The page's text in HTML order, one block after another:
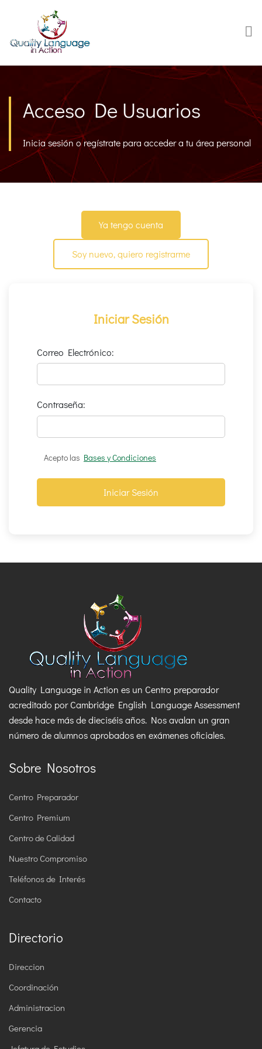
Acceso De Usuarios
Inicia sesión o regístrate para acceder a tu área personal
Ya tengo cuenta
Soy nuevo, quiero registrarme
Iniciar Sesión
Correo Electrónico:
Contraseña:
Acepto las Bases y Condiciones
Iniciar Sesión
Quality Language in Action es un Centro preparador
acreditado por Cambridge English Language Assessment
desde hace más de dieciséis años. Nos avalan un gran
número de alumnos aprobados en exámenes oficiales.
Sobre Nosotros
Centro Preparador
Centro Premium
Centro de Calidad
Nuestro Compromiso
Teléfonos de Interés
Contacto
Directorio
Direccion
Coordinación
Administracion
Gerencia